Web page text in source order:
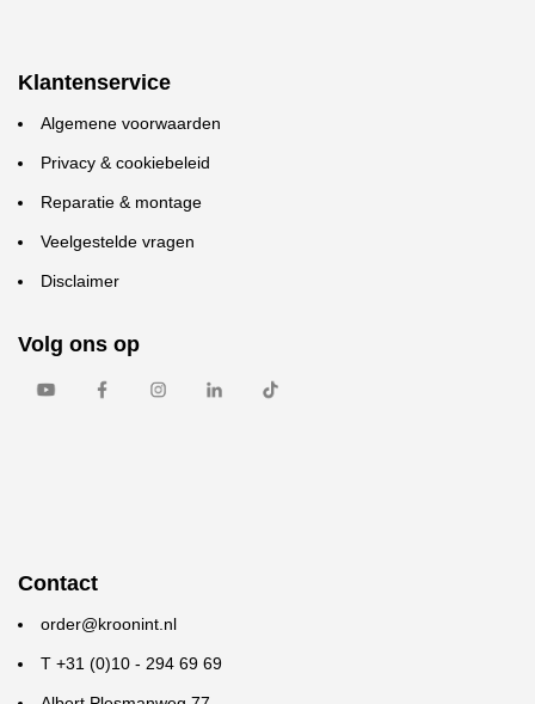
Klantenservice
Algemene voorwaarden
Privacy & cookiebeleid
Reparatie & montage
Veelgestelde vragen
Disclaimer
Volg ons op
Contact
order@kroonint.nl
T +31 (0)10 - 294 69 69